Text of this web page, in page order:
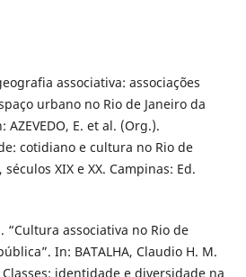
associativa: associações
urbano no Rio de Janeiro da
E. et al. (Org.).
cotidiano e cultura no Rio de
XIX e XX. Campinas: Ed.
“Cultura associativa no Rio de
In: BATALHA, Claudio H. M.
identidade e diversidade na